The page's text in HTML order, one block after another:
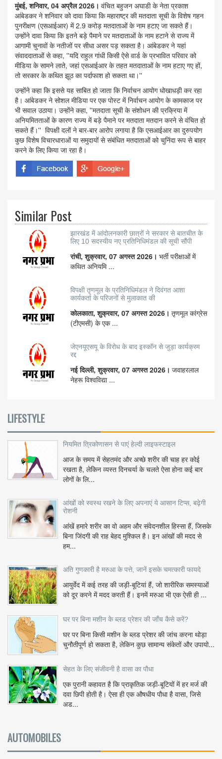
मुंबई, शनिवार, 04 अप्रैल 2026। वंचित बहुजन अघाडी के नेता प्रकाश
आंबेडकर ने शनिवार को दावा किया कि महाराष्ट्र की मतदाता सूची के विशेष गहन
पुनरीक्षण (एसआईआर) में 2.9 करोड़ मतदाताओं के नाम हटाए जा सकते हैं।
उन्होंने दावा किया कि इतने बड़े पैमाने पर मतदाताओं के नाम हटाने से राज्य में
आगामी चुनावों के नतीजों पर सीधा असर पड़ सकता है। आंबेडकर ने यहां
संवाददाताओं से कहा, ''यदि राहुल गांधी किसी ऐसे वार्ड के प्रभावित परिवार को
मीडिया के सामने लाते, जहां एसआईआर के तहत मतदाताओं के नाम हटाए गए हों,
तो सरकार के कथित झूठ का पर्दाफाश हो सकता था।''
उन्होंने कहा कि इससे यह साबित हो जाता कि निर्वाचन आयोग धोखाधड़ी कर रहा
है। आंबेडकर ने सोशल मीडिया पर एक पोस्ट में निर्वाचन आयोग के कामकाज पर
भी सवाल उठाया। उन्होंने कहा, ''मतदाता सूची के संशोधन की प्रक्रिया में
अनियमितताओं के कारण राज्य में बड़े पैमाने पर मतदाता मतदान करने से वंचित हो
सकते हैं।'' विपक्षी दलों ने बार-बार आरोप लगाया है कि एसआईआर का दुरुपयोग
कुछ विशेष विचारधाराओं या समुदायों से संबंधित मतदाताओं को चुनिंदा रूप से बाहर
करने के लिए किया जा रहा है।
Similar Post
झारखंड में आंदोलनकारी छात्रों ने सरकार से बातचीत के
लिए 10 सदस्यीय नए प्रतिनिधिमंडल की सूची सौंपी
रांची, शुक्रवार, 07 अगस्त 2026। भर्ती परीक्षाओं में
कथित अनियमि ...
विपक्षी तृणमूल के प्रतिनिधिमंडल ने दिवंगत आशा
कार्यकर्ता के परिजनों से मुलाकात की
कोलकाता, शुक्रवार, 07 अगस्त 2026। तृणमूल कांग्रेस
(टीएमसी) के एक ...
जेएनयूएसयू के विरोध के बाद इस्कॉन से जुड़ा कार्यक्रम
रद्द
नई दिल्ली, शुक्रवार, 07 अगस्त 2026। जवाहरलाल
नेहरू विश्वविद्या ...
LIFESTYLE
नियमित त्रिकोणासन से पाएं हेल्दी लाइफस्टाइल
आज के समय में सेहतमंद और अच्छे शरीर की चाह हर कोई
रखता है, लेकिन व्यस्त दिनचर्या के चलते ऐसा होना कई बार
लोगों के लि...
आंखों को स्वस्थ रखने के लिए अपनाएं ये आसान टिप्स, बढ़ेगी
रोशनी
आंखें हमारे शरीर का वो अहम और संवेदनशील हिस्सा हैं, जिसके
बिना जिंदगी की राह बेहद मुश्किल है। इन आंखों की मदद से
हम...
अति गुणकारी है मरुआ के पत्ते, जानें इसके चमत्कारी फायदे
आयुर्वेद में कई तरह की जड़ी-बूटियां हैं, जो शारीरिक समस्याओं
को दूर करने में मदद करती हैं। इनमें मरुआ भी एक ऐसी ही ...
घर पर बिना मशीन के ब्लड प्रेशर की जाँच कैसे करें?
घर पर बिना किसी मशीन के ब्लड प्रेशर की जांच करना थोड़ा
चुनौतीपूर्ण हो सकता है, लेकिन कुछ सामान्य संकेतों और उपायो...
सेहत के लिए संजीवनी है वासा का पौधा
एक पुरानी कहावत है कि प्राकृतिक जड़ी-बूटियों में हर मर्ज की
दवा छिपी होती है। ऐसा ही एक औषधीय पौधा है वासा, जिसे
अड...
AUTOMOBILES